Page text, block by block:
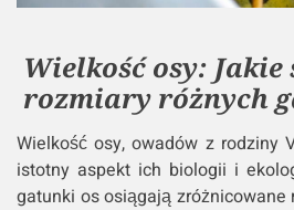
Wielkość osy: Jakie
rozmiary różnych
Wielkość osy, owadów z rodziny
istotny aspekt ich biologii i
gatunki os osiągają zróżnicowane